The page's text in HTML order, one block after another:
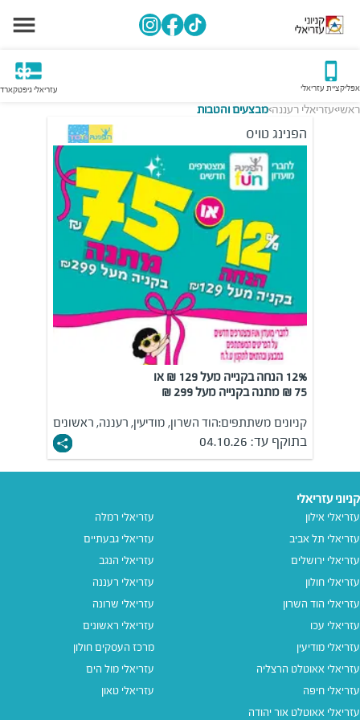
אפליקציית עזריאלי עזריאלי גיפטקארד
ראשי>עזריאלי רעננה>מבצעים והטבות
הפנינג טויס
12% הנחה בקנייה מעל 129 ₪ או
75 ₪ מתנה בקנייה מעל 299 ₪
קניונים משתתפים:הוד השרון, מודיעין, רעננה, ראשונים
בתוקף עד: 04.10.26
קניוני עזריאלי
עזריאלי אילון
עזריאלי תל אביב
עזריאלי ירושלים
עזריאלי חולון
עזריאלי הוד השרון
עזריאלי עכו
עזריאלי מודיעין
עזריאלי אאוטלט הרצליה
עזריאלי חיפה
עזריאלי אאוטלט אור יהודה
עזריאלי רמלה
עזריאלי גבעתיים
עזריאלי הנגב
עזריאלי רעננה
עזריאלי שרונה
עזריאלי ראשונים
מרכז העסקים חולון
עזריאלי מול הים
עזריאלי טאון